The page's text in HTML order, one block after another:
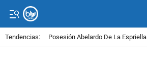
Tendencias: Posesión Abelardo De La Espriella